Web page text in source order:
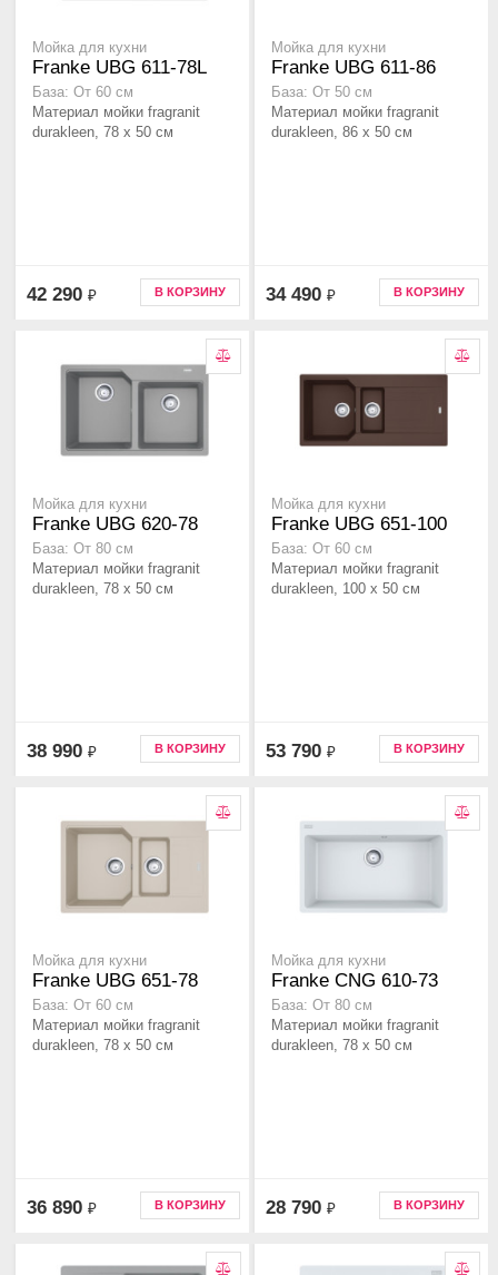
Мойка для кухни
Franke UBG 611-78L
База: От 60 см
Материал мойки fragranit
durakleen, 78 x 50 см
42 290 ₽ В КОРЗИНУ
Мойка для кухни
Franke UBG 611-86
База: От 50 см
Материал мойки fragranit
durakleen, 86 x 50 см
34 490 ₽ В КОРЗИНУ
Мойка для кухни
Franke UBG 620-78
База: От 80 см
Материал мойки fragranit
durakleen, 78 x 50 см
38 990 ₽ В КОРЗИНУ
Мойка для кухни
Franke UBG 651-100
База: От 60 см
Материал мойки fragranit
durakleen, 100 x 50 см
53 790 ₽ В КОРЗИНУ
Мойка для кухни
Franke UBG 651-78
База: От 60 см
Материал мойки fragranit
durakleen, 78 x 50 см
36 890 ₽ В КОРЗИНУ
Мойка для кухни
Franke CNG 610-73
База: От 80 см
Материал мойки fragranit
durakleen, 78 x 50 см
28 790 ₽ В КОРЗИНУ